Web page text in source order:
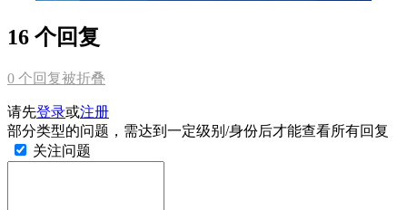
16 个回复
0 个回复被折叠
请先登录或注册
部分类型的问题，需达到一定级别/身份后才能查看所有回复
关注问题